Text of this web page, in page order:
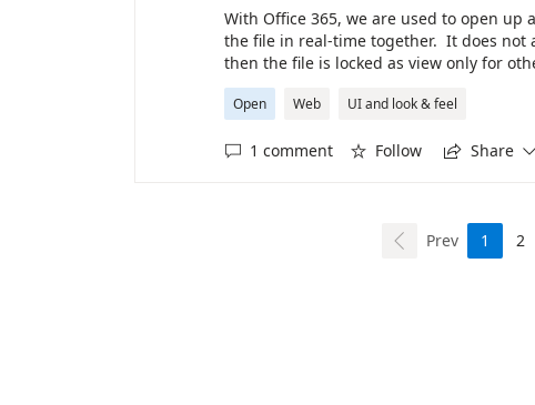
With Office 365, we are used to open
the file in real-time together. It does not
then the file is locked as view only for
experience can have consistent user
see Visio web functions similarly to
Open Web UI and look & feel
 1 comment  Follow  Share 
 Prev 1 2